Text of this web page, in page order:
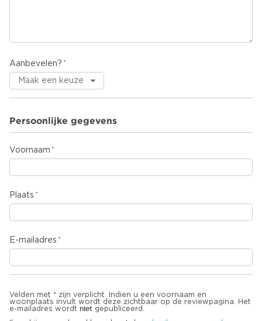
Aanbevelen?
Persoonlijke gegevens
Voornaam
Plaats
E-mailadres
Velden met * zijn verplicht. Indien u een voornaam en
woonplaats invult wordt deze zichtbaar op de reviewpagina. Het
e-mailadres wordt niet gepubliceerd.